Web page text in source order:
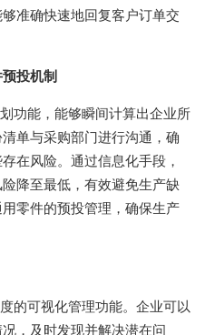
准确快速地回复客户订单交
投机制
功能，能够瞬间计算出企业所
单与采购部门进行沟通，确
在风险。通过信息化手段，
降至最低，有效避免生产缺
零件的预投管理，确保生产
的可视化管理功能。企业可以
，及时发现并解决潜在问